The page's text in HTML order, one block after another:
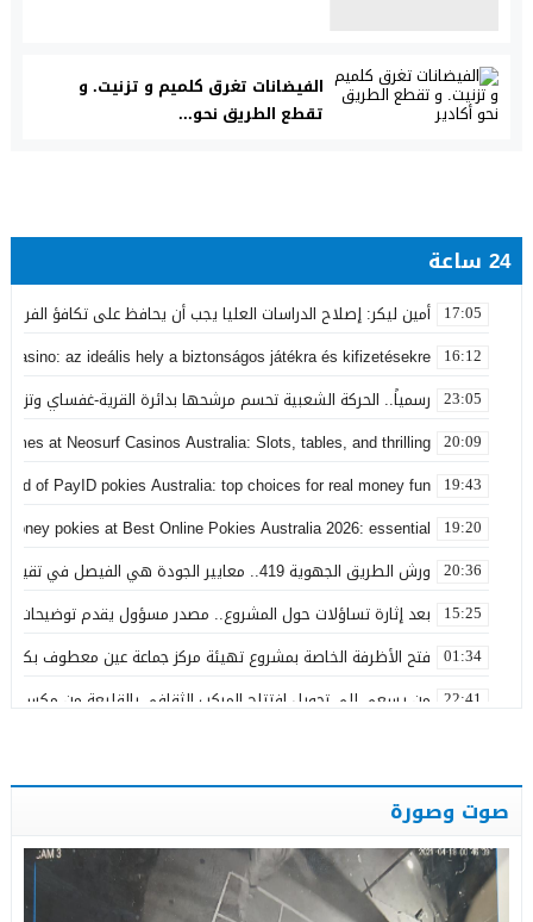
الفيضانات تغرق كلميم و تزنيت. و
تقطع الطريق نحو...
24 ساعة
17:05 أمين ليكر: إصلاح الدراسات العليا يجب أن يحافظ على تكافؤ الفرص
16:12
Casino: az ideális hely a biztonságos játékra és kifizetésekre
23:05 رسمياً.. الحركة الشعبية تحسم مرشحها بدائرة القرية-غفساي
20:09
at Neosurf Casinos Australia: Slots, tables, and thrilling
19:43
of PayID pokies Australia: top choices for real money fun
19:20
pokies at Best Online Pokies Australia 2026: essential
20:36 ورش الطريق الجهوية 419.. معايير الجودة هي الفيصل في تقييم مشاريع البنية التحتية
15:25 بعد إثارة تساؤلات حول المشروع.. مصدر مسؤول يقدم توضيحات
01:34 فتح الأظرفة الخاصة بمشروع تهيئة مركز جماعة عين معطوف بكلفة تناهز 22.86
22:41 من يسعى إلى تحويل افتتاح المركب الثقافي بالقليعة من مكسب
23:45 بعد سنوات من الفرار.. توقيف “التاوناتي” في ملف “إسكوبار
20:50 نورة آضريف تستقيل من حزب التقدم والاشتراكية وتنتقد طريقة
22:35 وعكة صحية تُغيب رئيس المجلس الإقليمي لتاونات عن احتفالات
19:28 عامل إقليم تاونات يشرف على إعطاء انطلاقة مشاريع تنموية
صوت وصورة